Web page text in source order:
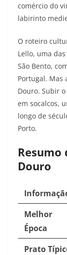
comércio do
labirinto
O roteiro
Lello, uma
São Bento,
Portugal. Mas
Douro. Subir
em socalcos,
longo de
Porto.
Resumo
Douro
Melhor
Época
Prato